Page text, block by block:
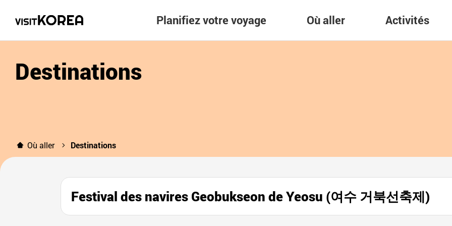
Planifiez votre voyage Où aller Activités
Destinations
Où aller Destinations
Festival des navires Geobukseon de Yeosu (여수 거북선축제)